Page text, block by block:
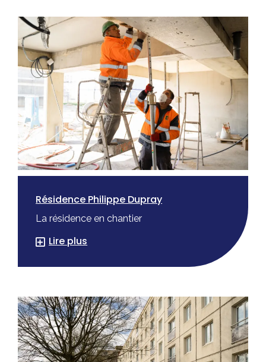
Résidence Philippe Dupray
La résidence en chantier
Lire plus